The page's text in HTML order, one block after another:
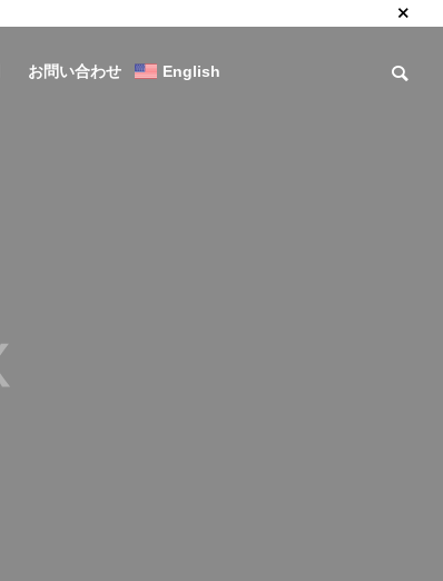
お問い合わせ English